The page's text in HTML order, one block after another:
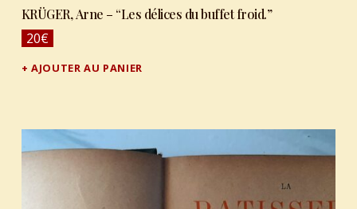
KRÜGER, Arne – “Les délices du buffet froid.”
20€
AJOUTER AU PANIER